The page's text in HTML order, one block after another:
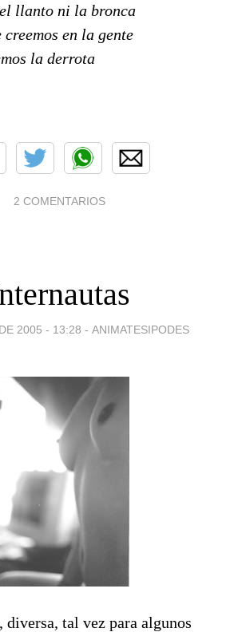
llanto ni la bronca
en la gente
la derrota
2 COMENTARIOS
2005 - 13:28 - ANIMATESIPODES
diversa, tal vez para algunos